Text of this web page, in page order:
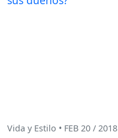
Vida y Estilo • FEB 20 / 2018